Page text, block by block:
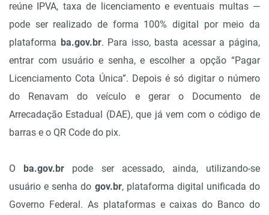
reúne IPVA, taxa de licenciamento e eventuais multas —
pode ser realizado de forma 100% digital por meio da
plataforma ba.gov.br. Para isso, basta acessar a página,
entrar com usuário e senha, e escolher a opção “Pagar
Licenciamento Cota Única”. Depois é só digitar o número
do Renavam do veículo e gerar o Documento de
Arrecadação Estadual (DAE), que já vem com o código de
barras e o QR Code do pix.
O ba.gov.br pode ser acessado, ainda, utilizando-se
usuário e senha do gov.br, plataforma digital unificada do
Governo Federal. As plataformas e caixas do Banco do